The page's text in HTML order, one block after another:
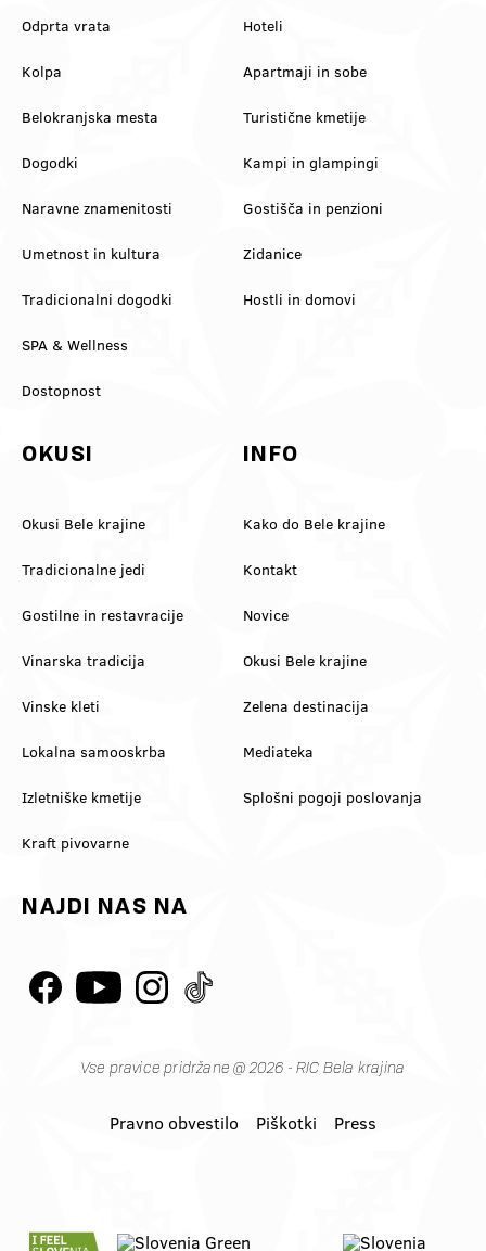
Odprta vrata
Kolpa
Belokranjska mesta
Dogodki
Naravne znamenitosti
Umetnost in kultura
Tradicionalni dogodki
SPA & Wellness
Dostopnost
Hoteli
Apartmaji in sobe
Turistične kmetije
Kampi in glampingi
Gostišča in penzioni
Zidanice
Hostli in domovi
OKUSI
Okusi Bele krajine
Tradicionalne jedi
Gostilne in restavracije
Vinarska tradicija
Vinske kleti
Lokalna samooskrba
Izletniške kmetije
Kraft pivovarne
INFO
Kako do Bele krajine
Kontakt
Novice
Okusi Bele krajine
Zelena destinacija
Mediateka
Splošni pogoji poslovanja
NAJDI NAS NA
Vse pravice pridržane @ 2026 - RIC Bela krajina
Pravno obvestilo Piškotki Press